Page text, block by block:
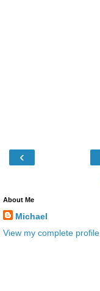
‹
About Me
Michael
View my complete profile